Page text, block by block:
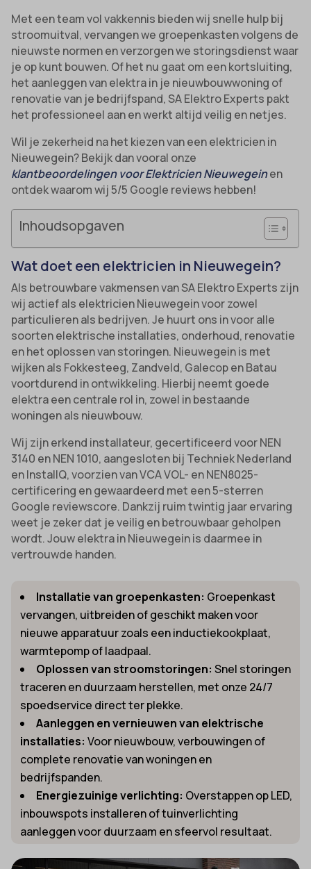
Met een team vol vakkennis bieden wij snelle hulp bij
stroomuitval, vervangen we groepenkasten volgens de
nieuwste normen en verzorgen we storingsdienst waar
je op kunt bouwen. Of het nu gaat om een kortsluiting,
het aanleggen van elektra in je nieuwbouwwoning of
renovatie van je bedrijfspand, SA Elektro Experts pakt
het professioneel aan en werkt altijd veilig en netjes.
Wil je zekerheid na het kiezen van een elektricien in
Nieuwegein? Bekijk dan vooral onze
klantbeoordelingen voor Elektricien Nieuwegeinen
ontdek waarom wij 5/5 Google reviews hebben!
Inhoudsopgaven
Wat doet een elektricien in Nieuwegein?
Als betrouwbare vakmensen van SA Elektro Experts zijn
wij actief als elektricien Nieuwegein voor zowel
particulieren als bedrijven. Je huurt ons in voor alle
soorten elektrische installaties, onderhoud, renovatie
en het oplossen van storingen. Nieuwegein is met
wijken als Fokkesteeg, Zandveld, Galecop en Batau
voortdurend in ontwikkeling. Hierbij neemt goede
elektra een centrale rol in, zowel in bestaande
woningen als nieuwbouw.
Wij zijn erkend installateur, gecertificeerd voor NEN
3140 en NEN 1010, aangesloten bij Techniek Nederland
en InstallQ, voorzien van VCA VOL- en NEN8025-
certificering en gewaardeerd met een 5-sterren
Google reviewscore. Dankzij ruim twintig jaar ervaring
weet je zeker dat je veilig en betrouwbaar geholpen
wordt. Jouw elektra in Nieuwegein is daarmee in
vertrouwde handen.
Installatie van groepenkasten: Groepenkast
vervangen, uitbreiden of geschikt maken voor
nieuwe apparatuur zoals een inductiekookplaat,
warmtepomp of laadpaal.
Oplossen van stroomstoringen: Snel storingen
traceren en duurzaam herstellen, met onze 24/7
spoedservice direct ter plekke.
Aanleggen en vernieuwen van elektrische
installaties: Voor nieuwbouw, verbouwingen of
complete renovatie van woningen en
bedrijfspanden.
Energiezuinige verlichting: Overstappen op LED,
inbouwspots installeren of tuinverlichting
aanleggen voor duurzaam en sfeervol resultaat.